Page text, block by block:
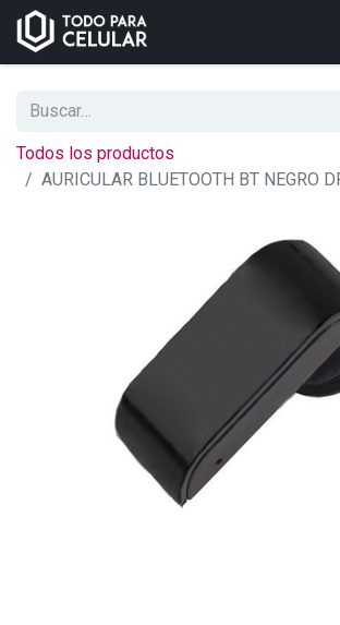
Todos los productos
AURICULAR BLUETOOTH BT NEGRO